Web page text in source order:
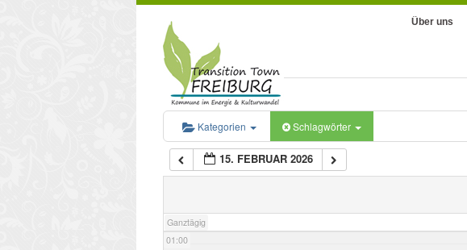
Über uns
Kategorien Schlagwörter
15. FEBRUAR 2026
Ganztägig
01:00